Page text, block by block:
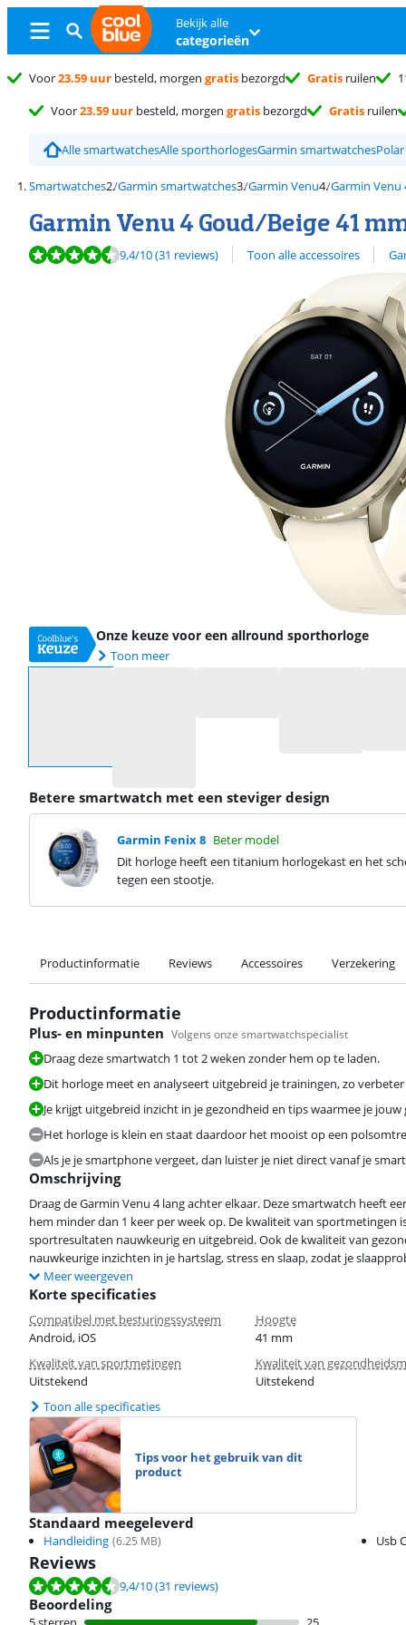
Bekijk alle
categorieën
Voor23.59 uur besteld, morgen gratis bezorgd Gratis ruilen
Voor23.59 uur besteld, morgen gratis bezorgd Gratis ruilen
Alle smartwatchesAlle sporthorlogesGarmin smartwatches
Smartwatches Garmin smartwatches Garmin Venu Garmin Venu
Garmin Venu 4 Goud/Beige 41
Beoordeling is 9,4 van de 10, gebaseerd op 31 reviews.
9,4/10(31 reviews) Toon alle accessoires
Bekijk alle
Onze keuze voor een allround sporthorloge
Toon meer
Betere smartwatch met een steviger design
Garmin Fenix 8 Beter model
Dit horloge heeft een titanium horlogekast en het
tegen een stootje.
Productinformatie Reviews Accessoires Verzekering
Productinformatie
Plus- en minpunten Volgens onze smartwatchspecialist
Draag deze smartwatch 1 tot 2 weken zonder hem op te laden.
Dit horloge meet en analyseert uitgebreid je trainingen, zo
Je krijgt uitgebreid inzicht in je gezondheid en tips waarmee je
Het horloge is klein en staat daardoor het mooist op een
Als je je smartphone vergeet, dan luister je niet direct vanaf je
Omschrijving
Draag de Garmin Venu 4 lang achter elkaar. Deze smartwatch heeft
hem minder dan 1 keer per week op. De kwaliteit van sportmetingen
sportresultaten nauwkeurig en uitgebreid. Ook de kwaliteit van
nauwkeurige inzichten in je hartslag, stress en slaap, zodat je
Meer weergeven
Korte specificaties
Compatibel met besturingssysteem
Android, iOS
Hoogte
41 mm
Kwaliteit van sportmetingen
Uitstekend
Kwaliteit van
Uitstekend
Toon alle specificaties
Tips voor het gebruik van dit
product
Standaard meegeleverd
Handleiding (6.25 MB) Usb
Reviews
Beoordeling is 9,4 van de 10, gebaseerd op 31 reviews.
9,4/10(31 reviews)
Beoordeling